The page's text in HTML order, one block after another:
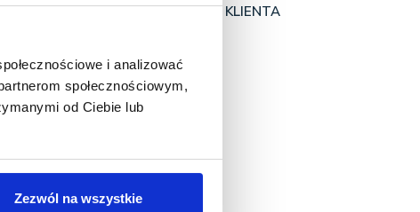
i analizować
społecznościowym,
od Ciebie lub
Zezwól na wszystkie
ASYSTENTKA DS. OBSŁUGI KLIENTA